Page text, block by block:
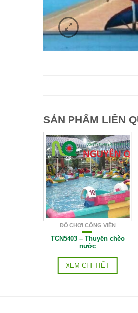
SẢN PHẨM LIÊN
ĐỒ CHƠI CÔNG VIÊN
TCN5403 – Thuyền chèo
nước
XEM CHI TIẾT